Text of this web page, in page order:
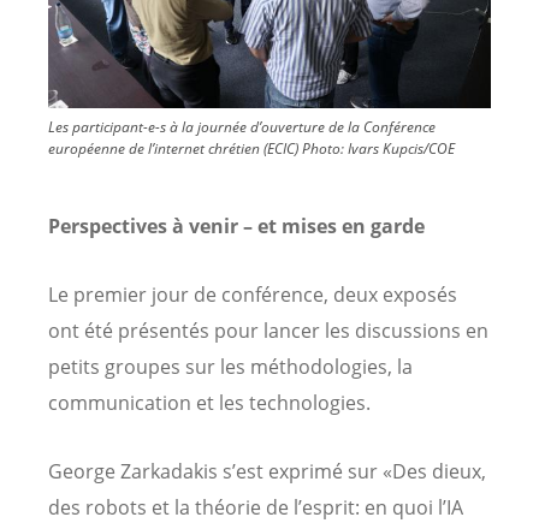
Les participant-e-s à la journée d’ouverture de la Conférence
européenne de l’internet chrétien (ECIC)Photo:Ivars Kupcis/COE
Perspectives à venir – et mises en garde
Le premier jour de conférence, deux exposés
ont été présentés pour lancer les discussions en
petits groupes sur les méthodologies, la
communication et les technologies.
George Zarkadakis s’est exprimé sur «Des dieux,
des robots et la théorie de l’esprit: en quoi l’IA